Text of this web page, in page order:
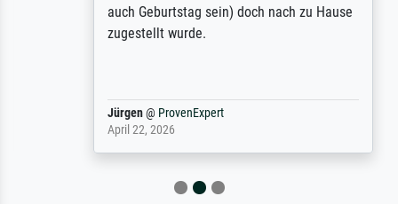
auch Geburtstag sein) doch nach zu Hause
zugestellt wurde.
Jürgen@ProvenExpert
April 22, 2026